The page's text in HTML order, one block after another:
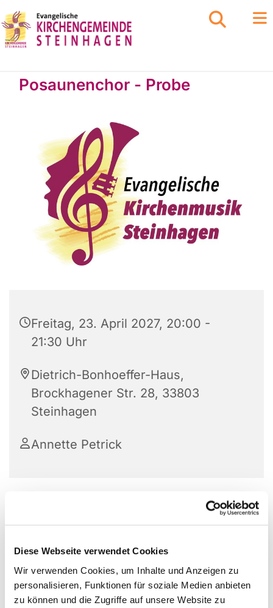
Diese Webseite verwendet Cookies
Wir verwenden Cookies, um Inhalte und Anzeigen zu
personalisieren, Funktionen für soziale Medien anbieten
zu können und die Zugriffe auf unsere Website zu
Posaunenchor - Probe
Freitag, 23. April 2027, 20:00 -
21:30 Uhr
Dietrich-Bonhoeffer-Haus,
Brockhagener Str. 28, 33803
Steinhagen
Annette Petrick
Der Posaunenchor der Ev. Kirchengemeinde
Steinhagen feiert im Jahr 2025 sein 150. Bestehen.
Gemeinde. Zur Zeit sind wir 20 Bläserinnen und
Bläser in einer lebendigen Zusammensetzung vom
Teenageralter bis über dem 80. Lebensjahr.